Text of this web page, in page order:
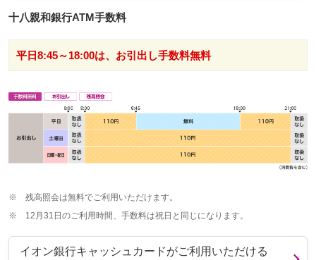
十八親和銀行ATM手数料
平日8:45～18:00は、お引出し手数料無料
※
残高照会は無料でご利用いただけます。
※
12月31日のご利用時間、手数料は祝日と同じになります。
イオン銀行キャッシュカードがご利用いただける